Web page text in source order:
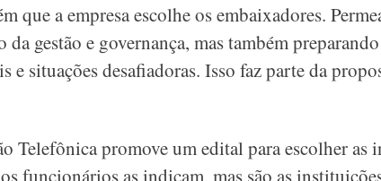
que a empresa escolhe os embaixadores.
da gestão e governança, mas também
e situações desafiadoras. Isso faz parte da
Telefônica promove um edital para escolher as
funcionários as indicam, mas são as